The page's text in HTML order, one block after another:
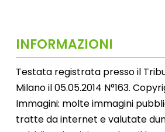
INFORMAZIONI
Testata registrata presso il
Milano il 05.05.2014 N°163.
Immagini: molte immagini
tratte da internet e valutate